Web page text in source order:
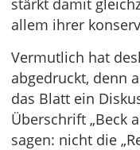
stärkt damit
allem ihrer
Vermutlich hat
abgedruckt, denn
das Blatt ein
Überschrift „Beck
sagen: nicht die